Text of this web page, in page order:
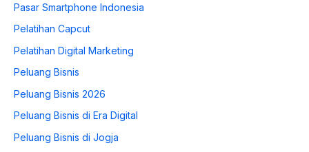
Pasar Smartphone Indonesia
Pelatihan Capcut
Pelatihan Digital Marketing
Peluang Bisnis
Peluang Bisnis 2026
Peluang Bisnis di Era Digital
Peluang Bisnis di Jogja